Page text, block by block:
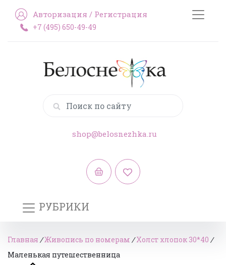
Авторизация / Регистрация
+7 (495) 650-49-49
shop@belosnezhka.ru
РУБРИКИ
Главная /Живопись по номерам /Холст хлопок 30*40 /
Маленькая путешественница